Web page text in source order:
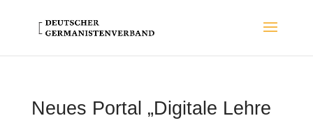
Neues Portal „Digitale Lehre